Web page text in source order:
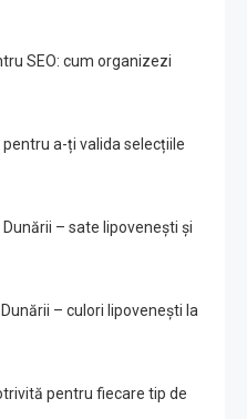
SEO: cum organizezi
a-ți valida selecțiile
– sate lipovenești și
– culori lipovenești la
pentru fiecare tip de